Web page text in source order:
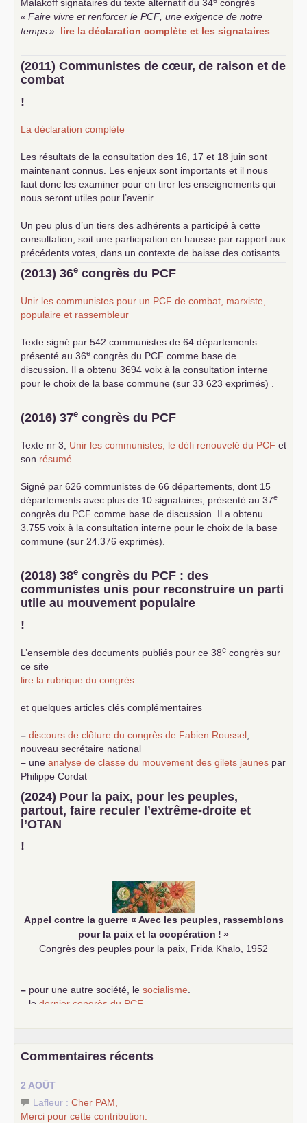
Malakoff signataires du texte alternatif du 34
congrès
«Faire vivre et renforcer le PCF , une exigence de notre
temps» lire la déclaration complète et les signataires
(2011) Communistes de cœur, de raison et de
combat
!
La déclaration complète
Les résultats de la consultation des 16, 17 et 18 juin sont
maintenant connus. Les enjeux sont importants et il nous
faut donc les examiner pour en tirer les enseignements qui
nous seront utiles pour l’avenir.
Un peu plus d’un tiers des adhérents a participé à cette
consultation, soit une participation en hausse par rapport aux
précédents votes, dans un contexte de baisse des cotisants.
... lire la suite
(2013) 36e congrès du PCF
Unir les communistes pour un PCF de combat, marxiste,
populaire et rassembleur
Texte signé par 542 communistes de 64 départements
présenté au 36e congrès du PCF comme base de
discussion. Il a obtenu 3694 voix à la consultation interne
pour le choix de la base commune (sur 33 623 exprimés) .
(2016) 37e congrès du PCF
Texte nr 3, Unir les communistes, le défi renouvelé du PCF et
son résumé
Signé par 626 communistes de 66 départements, dont 15
départements avec plus de 10 signataires, présenté au 37e
congrès du PCF comme base de discussion. Il a obtenu
3.755 voix à la consultation interne pour le choix de la base
commune (sur 24.376 exprimés).
(2018) 38e congrès du PCF : des
communistes unis pour reconstruire un parti
utile au mouvement populaire
!
L’ensemble des documents publiés pour ce 38e congrès sur
ce site
lire la rubrique du congrès
et quelques articles clés complémentaires
– discours de clôture du congrès de Fabien Roussel
nouveau secrétaire national
– une analyse de classe du mouvement des gilets jaunes par
Philippe Cordat
–
un texte de Jean-Claude Delaunay
le marxisme est la
science sociale de notre temps
–un appel proposé aux partis communistes et ouvrier
d’Europe
–
(2024) Pour la paix, pour les peuples,
partout, faire reculer l’extrême-droite et
l’OTAN
!
Appel contre la guerre « Avec les peuples, rassemblons
pour la paix et la coopération ! »
Congrès des peuples pour la paix, Frida Khalo, 1952
– pour une autre société, le socialisme
le dernier congrès du PCF
science sociale de notre temps
d’Europe
–lescinq chantiers pour contribuer au débat sur le projet
communiste
Commentaires récents
2 AOÛT
Lafleur : Cher PAM
Merci pour cette contribution.